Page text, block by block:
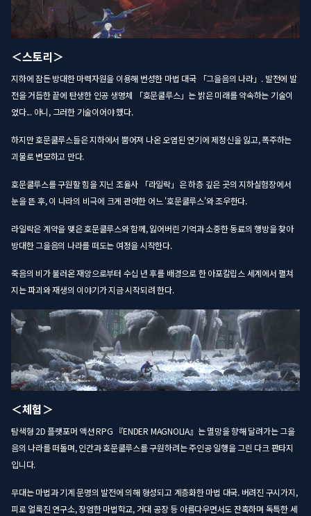
＜스토리＞
지하에 잠든 방대한 마력자원을 이용해 번성한 마법 대국 「그을음의 나라」. 발전에 발
전을 거듭한 끝에 탄생한 인공 생명체 「호문쿨루스」는 밝은 미래를 약속하는 기술이
었다... 아니, 그러한 기술이어야 했다.
하지만 호문쿨루스들은 지하에서 뿜어져 나온 오염된 연기에 제정신을 잃고, 폭주하는
괴물로 변모하고 만다.
호문쿨루스를 구원할 힘을 지닌 조율사 「라일락」은 하층 깊은 곳의 지하실험장에서
눈을 뜬 후, 이 나라의 비극에 크게 관여한 어느 '호문쿨루스'와 조우한다.
라일락은 계약을 맺은 호문쿨루스와 함께, 잃어버린 기억과 소중한 동료의 행방을 찾아
방대한 그을음의 나라를 떠도는 여정을 시작한다.
죽음의 비가 불러온 재앙으로부터 수십 년 후를 배경으로 한 아포칼립스 세계에서 펼쳐
지는 파괴와 재생의 이야기가 지금 시작되려 한다.
＜체험＞
탐색형 2D 플랫포머 액션 RPG 『ENDER MAGNOLIA』는 멸망을 향해 달려가는 그을
음의 나라를 떠돌며, 인간과 호문쿨루스를 구원하려는 주인공 일행을 그린 다크 판타지
입니다.
무대는 마법과 기계 문명의 발전에 의해 형성되고 계층화한 마법 대국. 버려진 구시가지,
피로 얼룩진 연구소, 장엄한 마법학교, 거대 공장 등 아름다우면서도 잔혹하며 독특한 세